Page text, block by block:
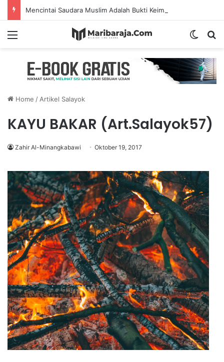
Home / Artikel Salayok
KAYU BAKAR (Art.Salayok57)
Zahir Al-Minangkabawi Oktober 19, 2017